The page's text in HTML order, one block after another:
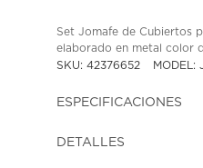
Set Jomafe de Cubiertos
elaborado en metal color
SKU: 42376652
MODEL:
ESPECIFICACIONES
DETALLES